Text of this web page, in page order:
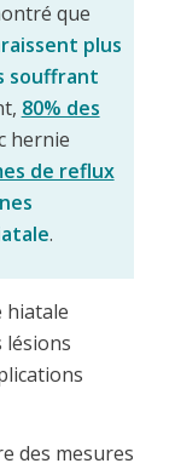
que
plus
souffrant
80% des
hernie
de reflux
.
hiatale
lésions
des mesures